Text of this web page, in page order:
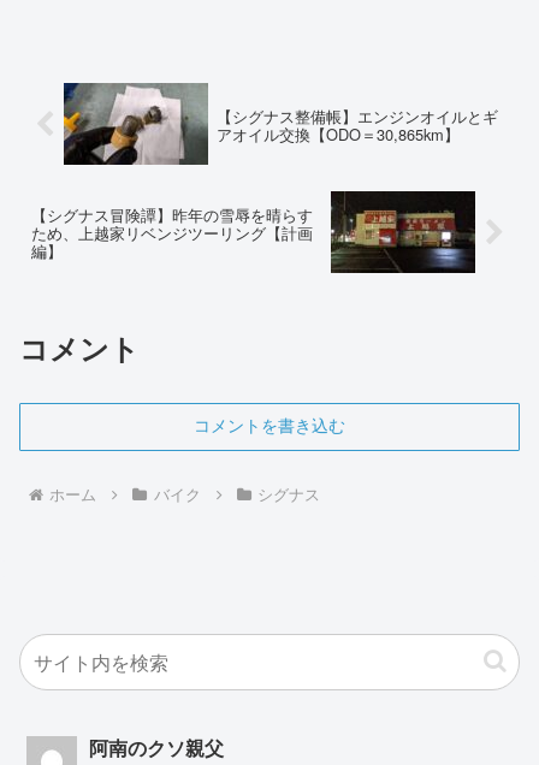
【シグナス整備帳】エンジンオイルとギ
アオイル交換【ODO＝30,865km】
【シグナス冒険譚】昨年の雪辱を晴らす
ため、上越家リベンジツーリング【計画
編】
コメント
コメントを書き込む
ホーム バイク シグナス
阿南のクソ親父